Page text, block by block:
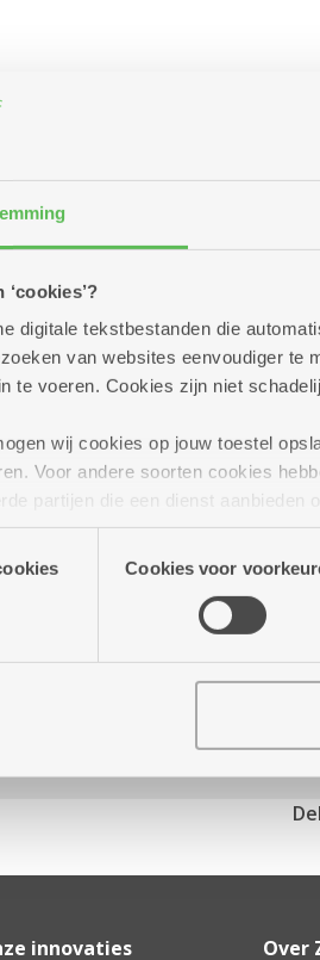
digitale tekstbestanden die
van websites eenvoudiger te
te voeren. Cookies zijn niet
wij cookies op jouw toestel
Voor andere soorten cookies
partijen die een dienst
gebruik van onze site voor social
informatie die je aan hen
Cookies voor
innovaties Over